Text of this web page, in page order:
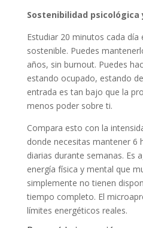
Sostenibilidad psicológica
Estudiar 20 minutos cada día
sostenible. Puedes
años, sin burnout. Puedes
estando ocupado, estando
entrada es tan bajo que la
menos poder sobre ti.
Compara esto con la
donde necesitas mantener 6
diarias durante semanas. Es
energía física y mental que
simplemente no tienen
tiempo completo. El
límites energéticos reales.